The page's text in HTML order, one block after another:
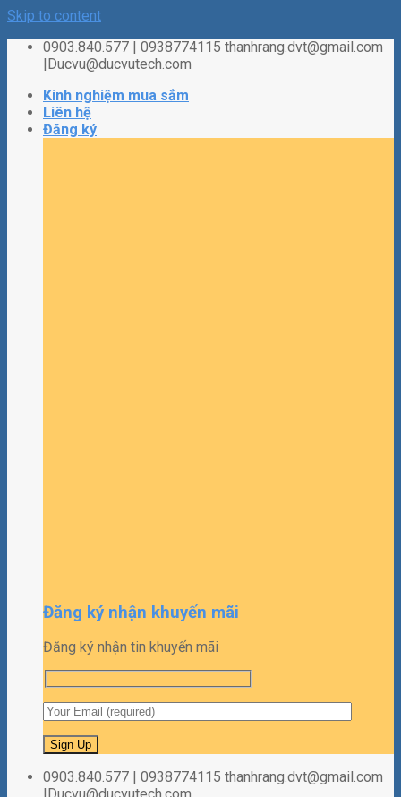
Skip to content
0903.840.577 | 0938774115 thanhrang.dvt@gmail.com
|Ducvu@ducvutech.com
Kinh nghiệm mua sắm
Liên hệ
Đăng ký
Đăng ký nhận khuyến mãi
Đăng ký nhận tin khuyến mãi
0903.840.577 | 0938774115 thanhrang.dvt@gmail.com